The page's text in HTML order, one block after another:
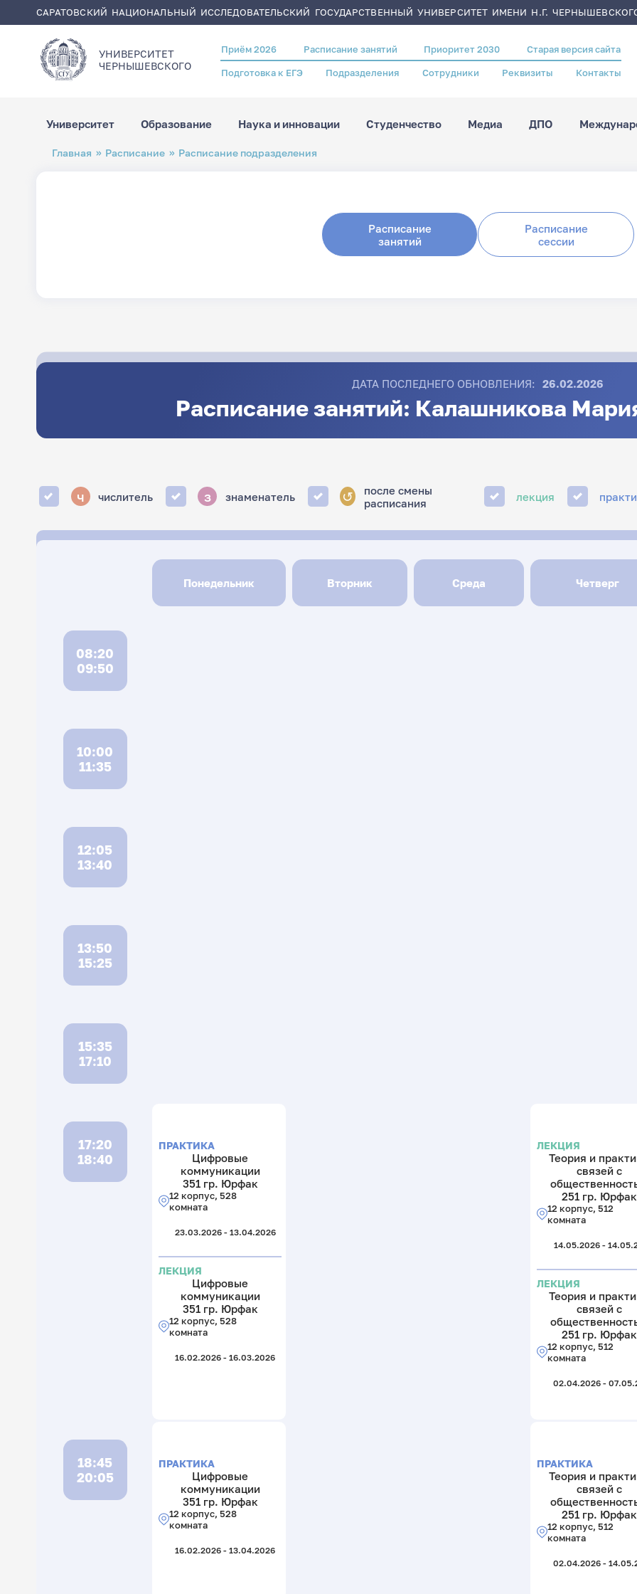
САРАТОВСКИЙ НАЦИОНАЛЬНЫЙ ИССЛЕДОВАТЕЛЬСКИЙ ГОСУДАРСТВЕННЫЙ УНИВЕРСИТЕТ ИМЕНИ Н.Г.
УНИВЕРСИТЕТ
ЧЕРНЫШЕВСКОГO
Header
menu
Приём 2026 Расписание занятий Приоритет 2030 Старая версия сайта
Подготовка к ЕГЭ Подразделения Сотрудники Реквизиты Контакты
Университет Образование Наука и инновации Студенчество Медиа ДПО
Строка
навигации
Главная Расписание Расписание подразделения
Расписание
занятий
Расписание
сессии
ДАТА ПОСЛЕДНЕГО ОБНОВЛЕНИЯ: 26.02.2026
Расписание занятий: Калашникова
ч числитель з знаменатель ↺
после смены
расписания
лекция
Понедельник Вторник Среда Четверг
08:20
09:50
10:00
11:35
12:05
13:40
13:50
15:25
15:35
17:10
17:20
18:40
ПРАКТИКА
Цифровые
коммуникации
351 гр. Юрфак
12 корпус, 528
комната
23.03.2026 - 13.04.2026
ЛЕКЦИЯ
Цифровые
коммуникации
351 гр. Юрфак
12 корпус, 528
комната
16.02.2026 - 16.03.2026
ЛЕКЦИЯ
Теория и
связей с
251 гр. Юрфак
12 корпус, 512
комната
14.05.2026 -
ЛЕКЦИЯ
Теория и
связей с
251 гр. Юрфак
12 корпус, 512
комната
02.04.2026 -
18:45
20:05
ПРАКТИКА
Цифровые
коммуникации
351 гр. Юрфак
12 корпус, 528
комната
16.02.2026 - 13.04.2026
ПРАКТИКА
Теория и
связей с
251 гр. Юрфак
12 корпус, 512
комната
02.04.2026 -